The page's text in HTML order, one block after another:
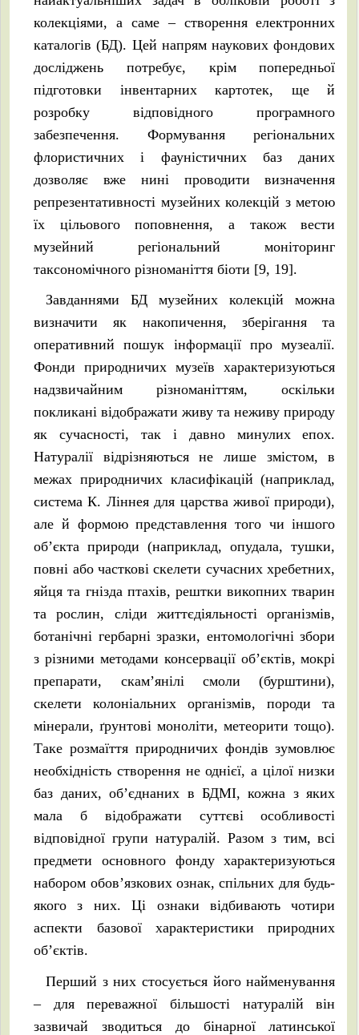
колекціями, а саме – створення електронних
каталогів (БД). Цей напрям наукових фондових
досліджень потребує, крім попередньої
підготовки інвентарних картотек, ще й
розробку відповідного програмного
забезпечення. Формування регіональних
флористичних і фауністичних баз даних
дозволяє вже нині проводити визначення
репрезентативності музейних колекцій з метою
їх цільового поповнення, а також вести
музейний регіональний моніторинг
таксономічного різноманіття біоти [9, 19].
Завданнями БД музейних колекцій можна
визначити як накопичення, зберігання та
оперативний пошук інформації про музеалії.
Фонди природничих музеїв характеризуються
надзвичайним різноманіттям, оскільки
покликані відображати живу та неживу природу
як сучасності, так і давно минулих епох.
Натуралії відрізняються не лише змістом, в
межах природничих класифікацій (наприклад,
система К. Ліннея для царства живої природи),
але й формою представлення того чи іншого
об’єкта природи (наприклад, опудала, тушки,
повні або часткові скелети сучасних хребетних,
яйця та гнізда птахів, рештки викопних тварин
та рослин, сліди життєдіяльності організмів,
ботанічні гербарні зразки, ентомологічні збори
з різними методами консервації об’єктів, мокрі
препарати, скам’янілі смоли (бурштини),
скелети колоніальних організмів, породи та
мінерали, ґрунтові моноліти, метеорити тощо).
Таке розмаїття природничих фондів зумовлює
необхідність створення не однієї, а цілої низки
баз даних, об’єднаних в БДМІ, кожна з яких
мала б відображати суттєві особливості
відповідної групи натуралій. Разом з тим, всі
предмети основного фонду характеризуються
набором обов’язкових ознак, спільних для будь-
якого з них. Ці ознаки відбивають чотири
аспекти базової характеристики природних
об’єктів.
Перший з них стосується його найменування
– для переважної більшості натуралій він
зазвичай зводиться до бінарної латинської